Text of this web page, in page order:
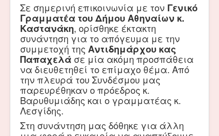
Σε σημερινή επικοινωνία με τον Γενικό
Γραμματέα του Δήμου Αθηναίων κ.
Καστανάκη, ορίσθηκε έκτακτη
συνάντηση για το απόγευμα με την
συμμετοχή της Αντιδημάρχου κας
Παπαχελά σε μία ακόμη προσπάθεια
να διευθετηθεί το επίμαχο θέμα. Από
την πλευρά του Συνδέσμου μας
παρευρέθηκαν ο πρόεδρος κ.
Βαρυθυμιάδης και ο γραμματέας κ.
Λεσγίδης.
Στη συνάντηση μας δόθηκε για άλλη